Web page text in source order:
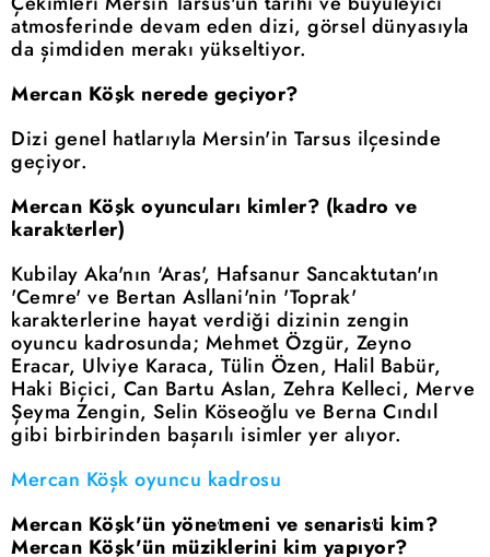
atmosferinde devam eden dizi, görsel dünyasıyla
da şimdiden merakı yükseltiyor.
Mercan Köşk nerede geçiyor?
Dizi genel hatlarıyla Mersin'in Tarsus ilçesinde
geçiyor.
Mercan Köşk oyuncuları kimler? (kadro ve
karakterler)
Kubilay Aka'nın 'Aras', Hafsanur Sancaktutan'ın
'Cemre' ve Bertan Asllani'nin 'Toprak'
karakterlerine hayat verdiği dizinin zengin
oyuncu kadrosunda; Mehmet Özgür, Zeyno
Eracar, Ulviye Karaca, Tülin Özen, Halil Babür,
Haki Biçici, Can Bartu Aslan, Zehra Kelleci, Merve
Şeyma Zengin, Selin Köseoğlu ve Berna Cındıl
gibi birbirinden başarılı isimler yer alıyor.
Mercan Köşk oyuncu kadrosu
Mercan Köşk'ün yönetmeni ve senaristi kim?
Mercan Köşk'ün müziklerini kim yapıyor?